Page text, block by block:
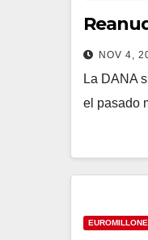
NOV 4,
La DANA
el pasado